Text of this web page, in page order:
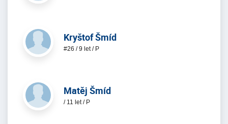
Kryštof Šmíd
#26 / 9 let / P
Matěj Šmíd
/ 11 let / P